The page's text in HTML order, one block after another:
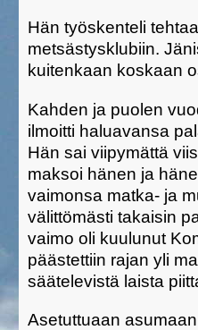
Hän työskenteli
metsästysklubiin.
kuitenkaan koskaan
Kahden ja puolen
ilmoitti haluavansa
Hän sai viipymättä
maksoi hänen ja
vaimonsa matka- ja
välittömästi takaisin
vaimo oli kuulunut
päästettiin rajan yli
säätelevistä laista
Asetuttuaan